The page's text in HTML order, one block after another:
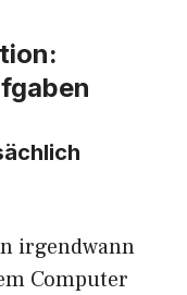
irgendwann
Computer